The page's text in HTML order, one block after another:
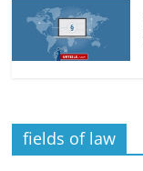
fields of law